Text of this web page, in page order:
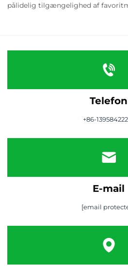
pålidelig tilgængelighed af
Telefon
+86-
E-mail
[email